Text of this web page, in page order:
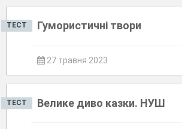
ТЕСТ Гумористичні твори
27 травня 2023
ТЕСТ Велике диво казки. НУШ